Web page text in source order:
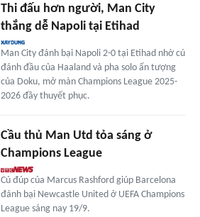
Thi đấu hơn người, Man City
thắng dễ Napoli tại Etihad
Man City đánh bại Napoli 2-0 tại Etihad nhờ cú
đánh đầu của Haaland và pha solo ấn tượng
của Doku, mở màn Champions League 2025-
2026 đầy thuyết phục.
Cầu thủ Man Utd tỏa sáng ở
Champions League
Cú đúp của Marcus Rashford giúp Barcelona
đánh bại Newcastle United ở UEFA Champions
League sáng nay 19/9.